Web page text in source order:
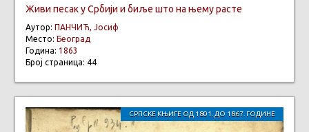
Живи песак у Србији и биље што на њему расте
Аутор: ПАНЧИЋ, Јосиф
Место: Београд
Година: 1863
Број страница: 44
СРПСКЕ КЊИГЕ ОД 1801. ДО 1867. ГОДИНЕ